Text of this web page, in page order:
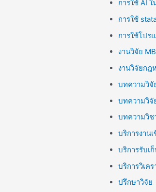
การใช้ AI ใ
การใช้
การใช้โปร
งานวิจัย
งานวิจัยกฎ
บทความวิจั
บทความวิจั
บทความวิช
บริการงาน
บริการรับเ
บริการวิเค
ปรึกษาวิจัย